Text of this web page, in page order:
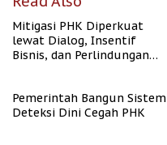
Mitigasi PHK Diperkuat
lewat Dialog, Insentif
Bisnis, dan Perlindungan
Pemerintah Bangun Sistem
Deteksi Dini Cegah PHK